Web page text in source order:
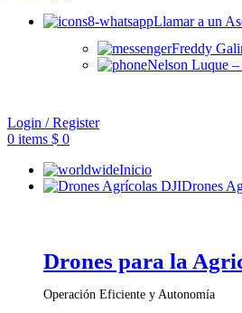
Llamar a un
Freddy
Nelson Luque
Login / Register
0 items $ 0
Inicio
Drones
Drones para la
Operación Eficiente y Autonomía